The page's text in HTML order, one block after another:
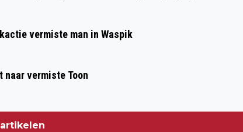
vermiste man in Waspik
naar vermiste Toon